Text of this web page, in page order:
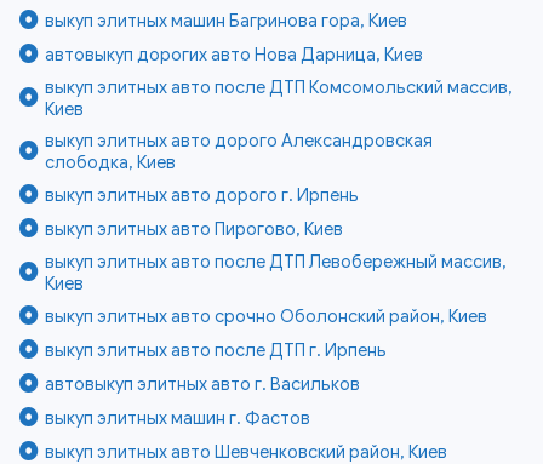
выкуп элитных машин Багринова гора, Киев
автовыкуп дорогих авто Нова Дарница, Киев
выкуп элитных авто после ДТП Комсомольский массив,
Киев
выкуп элитных авто дорого Александровская
слободка, Киев
выкуп элитных авто дорого г. Ирпень
выкуп элитных авто Пирогово, Киев
выкуп элитных авто после ДТП Левобережный массив,
Киев
выкуп элитных авто срочно Оболонский район, Киев
выкуп элитных авто после ДТП г. Ирпень
автовыкуп элитных авто г. Васильков
выкуп элитных машин г. Фастов
выкуп элитных авто Шевченковский район, Киев